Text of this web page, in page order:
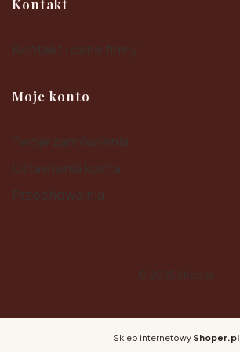
Kontakt
Moje konto
Sklep internetowy Shoper.pl